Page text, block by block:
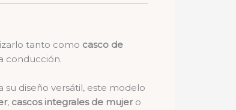
tanto como casco de
conducción.
su diseño versátil, este modelo
, cascos integrales de mujero